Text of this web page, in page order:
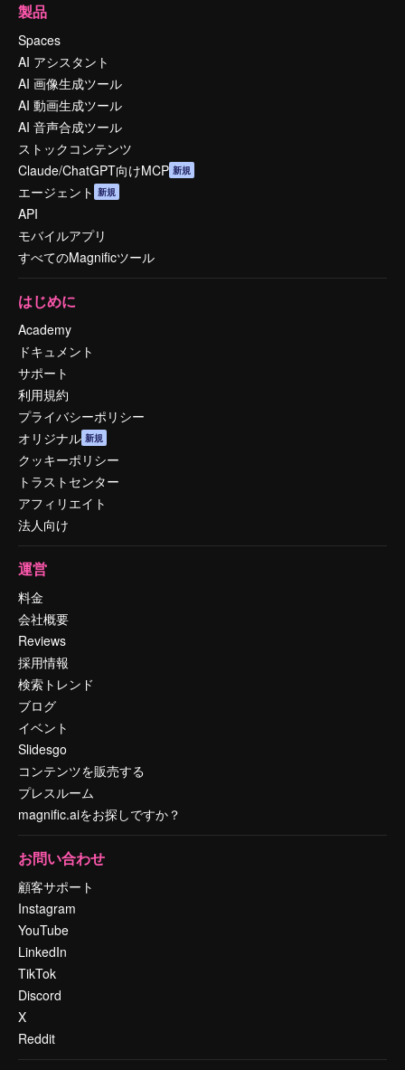
製品
Spaces
AI アシスタント
AI 画像生成ツール
AI 動画生成ツール
AI 音声合成ツール
ストックコンテンツ
Claude/ChatGPT向けMCP 新規
エージェント 新規
API
モバイルアプリ
すべてのMagnificツール
はじめに
Academy
ドキュメント
サポート
利用規約
プライバシーポリシー
オリジナル 新規
クッキーポリシー
トラストセンター
アフィリエイト
法人向け
運営
料金
会社概要
Reviews
採用情報
検索トレンド
ブログ
イベント
Slidesgo
コンテンツを販売する
プレスルーム
magnific.aiをお探しですか？
お問い合わせ
顧客サポート
Instagram
YouTube
LinkedIn
TikTok
Discord
X
Reddit